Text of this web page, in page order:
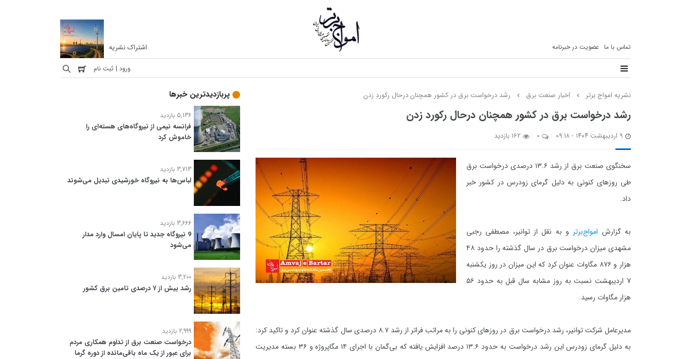
تماس با ما عضویت در خبرنامه
مهندسی
برق
اشتراک نشریه
ورود | ثبت نام
نشریه امواج برتر اخبار صنعت برق رشد درخواست برق در کشور همچنان درحال رکورد زدن
رشد درخواست برق در کشور همچنان درحال رکورد زدن
0
سخنگوی صنعت برق از رشد ۱۳.۶ درصدی درخواست برق
طی روزهای کنونی به دلیل گرمای زودرس در کشور خبر
داد.
به گزارش امواج‌برتر و به نقل از توانیر، مصطفی رجبی
مشهدی میزان درخواست برق در سال گذشته را حدود ۴۸
هزار و ۸۷۶ مگاوات عنوان کرد که این میزان در روز یکشنبه
7 اردیبهشت نسبت به روز مشابه سال قبل به حدود ۵۶
هزار مگاوات رسید.
مدیرعامل شرکت توانیر، رشد درخواست برق در روزهای کنونی را به مراتب فراتر از رشد ۸.۷ درصدی سال گذشته عنوان کرد و تاکید کرد:
به دلیل گرمای زودرس این رشد درخواست به حدود ۱۳.۶ درصد افزایش یافته که بی‌گمان با اجرای ۱۴ مگاپروژه و ۳۶ بسته مدیریت
پربازدیدترین خبرها
5,136 بازدید
فرانسه نیمی از نیروگاه‌های هسته‌ای را
خاموش کرد
3,713 بازدید
لباس‌ها به نیروگاه خورشیدی تبدیل می‌شوند
3,666 بازدید
9 نیروگاه جدید تا پایان امسال وارد مدار
می‌شود
3,200 بازدید
رشد بیش از ۷ درصدی تامین برق کشور
2,999 بازدید
درخواست صنعت برق از تداوم همکاری مردم
برای عبور از یک ماه باقی‌مانده از دوره گرما